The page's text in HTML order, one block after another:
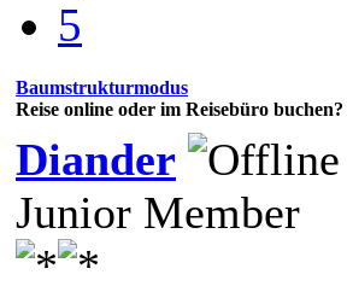
5
Baumstrukturmodus
Reise online oder im Reisebüro buchen?
Diander
Junior Member